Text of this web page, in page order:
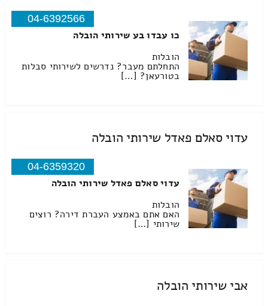
04-6392566
כו עבדו בע שירותי הובלה
הובלות
התחלתם מעבר? נדרשים לשירותי סבלות
בטורעאן? […]
עדוי סאלם פאדל שירותי הובלה
04-6359320
עדוי סאלם פאדל שירותי הובלה
הובלות
האם אתם באמצע העברת דירה? רוצים
שירותי […]
אבי שירותי הובלה